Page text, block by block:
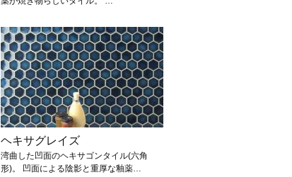
ヘキサグレイズ
湾曲した凹面のヘキサゴンタイル(六角
形)。 凹面による陰影と重厚な釉薬…